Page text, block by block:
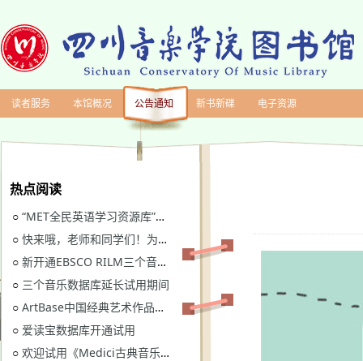
读者服务 本馆概况 公告通知 新书新碟 电子资源
热点阅读
○ “MET全民英语学习资源库”继续开通试用
○ 快来哦，老师和同学们！为川音图书馆“十四五”规划建言献策
○ 新开通EBSCO RILM三个音乐类数据库免费试用
○ 三个音乐数据库延长试用期间
○ ArtBase中国经典艺术作品数据库继续开通试用通知
○ 爱读宝数据库开通试用
○ 欢迎试用《Medici古典音乐视听图书馆》